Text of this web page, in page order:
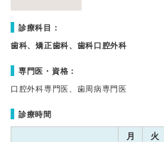
診療科目：
歯科、矯正歯科、歯科口腔外科
専門医・資格：
口腔外科専門医、歯周病専門医
診療時間
月 火